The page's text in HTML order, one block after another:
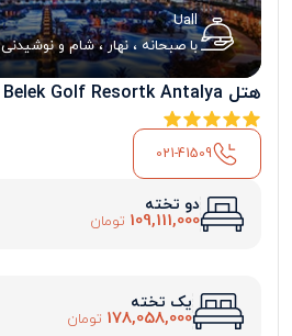
Uall
با صبحانه ، نهار ، شام و نوشیدنی
هتل maxx Royal Belek Golf Resortk Antalya
021-41509
دو تخته
109,111,000 تومان
یک تخته
178,058,000 تومان